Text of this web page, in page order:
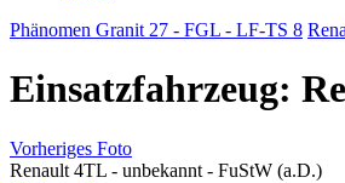
Phänomen Granit 27 - FGL - LF-TS 8
Einsatzfahrzeug:
Vorheriges Foto
Renault 4TL - unbekannt - FuStW (a.D.)